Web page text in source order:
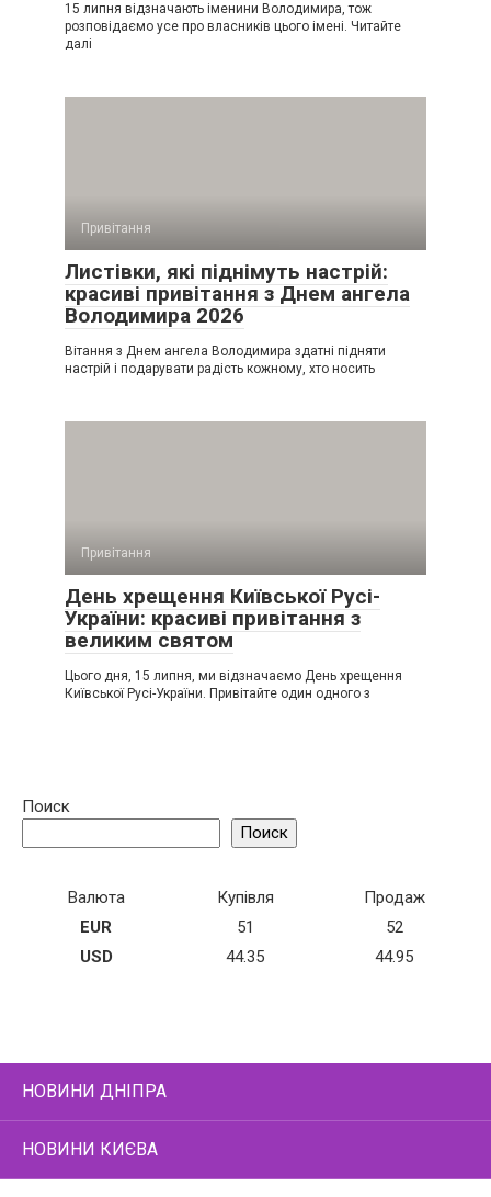
15 липня відзначають іменини Володимира, тож
розповідаємо усе про власників цього імені. Читайте
далі
Привітання
Листівки, які піднімуть настрій:
красиві привітання з Днем ангела
Володимира 2026
Вітання з Днем ангела Володимира здатні підняти
настрій і подарувати радість кожному, хто носить
Привітання
День хрещення Київської Русі-
України: красиві привітання з
великим святом
Цього дня, 15 липня, ми відзначаємо День хрещення
Київської Русі-України. Привітайте один одного з
Поиск
Поиск
Валюта Купівля
Продаж
EUR
51
52
USD
44.35 44.95
НОВИНИ ДНІПРА
НОВИНИ КИЄВА